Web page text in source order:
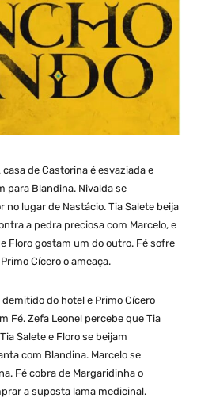
casa de Castorina é esvaziada e
para Blandina. Nivalda se
no lugar de Nastácio. Tia Salete beija
a pedra preciosa com Marcelo, e
Floro gostam um do outro. Fé sofre
Cícero o ameaça.
do hotel e Primo Cícero
Fé. Zefa Leonel percebe que Tia
Salete e Floro se beijam
com Blandina. Marcelo se
Fé cobra de Margaridinha o
a suposta lama medicinal.